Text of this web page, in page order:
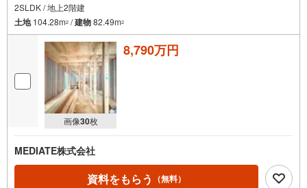
2SLDK / 地上2階建
土地104.28m2 /建物82.49m2
画像30枚
8,790万円
MEDIATE株式会社
資料をもらう （無料）